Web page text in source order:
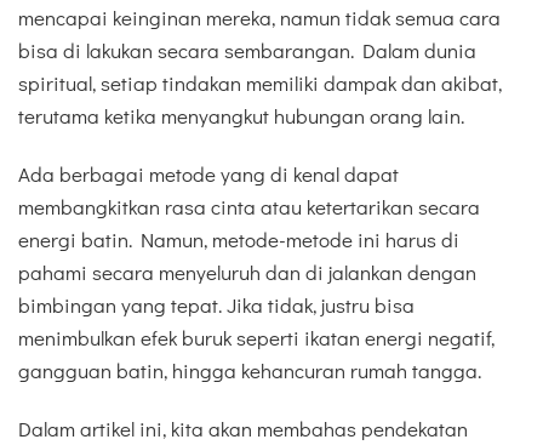
mencapai keinginan mereka, namun tidak semua cara
bisa di lakukan secara sembarangan. Dalam dunia
spiritual, setiap tindakan memiliki dampak dan akibat,
terutama ketika menyangkut hubungan orang lain.
Ada berbagai metode yang di kenal dapat
membangkitkan rasa cinta atau ketertarikan secara
energi batin. Namun, metode-metode ini harus di
pahami secara menyeluruh dan di jalankan dengan
bimbingan yang tepat. Jika tidak, justru bisa
menimbulkan efek buruk seperti ikatan energi negatif,
gangguan batin, hingga kehancuran rumah tangga.
Dalam artikel ini, kita akan membahas pendekatan